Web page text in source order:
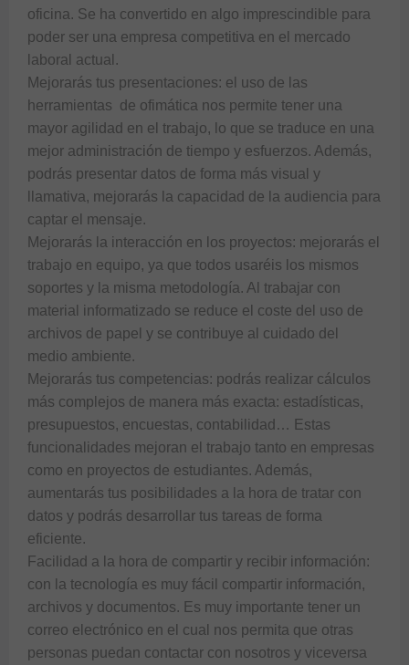
oficina. Se ha convertido en algo imprescindible para
poder ser una empresa competitiva en el mercado
laboral actual.
Mejorarás tus presentaciones: el uso de las
herramientas  de ofimática nos permite tener una
mayor agilidad en el trabajo, lo que se traduce en una
mejor administración de tiempo y esfuerzos. Además,
podrás presentar datos de forma más visual y
llamativa, mejorarás la capacidad de la audiencia para
captar el mensaje.
Mejorarás la interacción en los proyectos: mejorarás el
trabajo en equipo, ya que todos usaréis los mismos
soportes y la misma metodología. Al trabajar con
material informatizado se reduce el coste del uso de
archivos de papel y se contribuye al cuidado del
medio ambiente.
Mejorarás tus competencias: podrás realizar cálculos
más complejos de manera más exacta: estadísticas,
presupuestos, encuestas, contabilidad… Estas
funcionalidades mejoran el trabajo tanto en empresas
como en proyectos de estudiantes. Además,
aumentarás tus posibilidades a la hora de tratar con
datos y podrás desarrollar tus tareas de forma
eficiente.
Facilidad a la hora de compartir y recibir información:
con la tecnología es muy fácil compartir información,
archivos y documentos. Es muy importante tener un
correo electrónico en el cual nos permita que otras
personas puedan contactar con nosotros y viceversa